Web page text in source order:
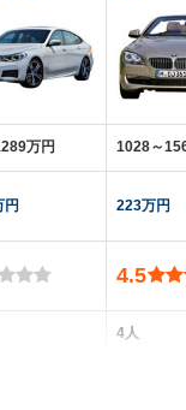
万円
円
1028～
223万円
4.5
4人